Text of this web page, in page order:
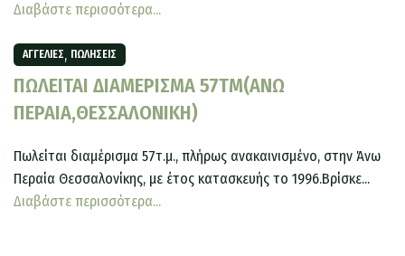
Διαβάστε περισσότερα...
ΑΓΓΕΛΊΕΣ, ΠΩΛΉΣΕΙΣ
ΠΩΛΕΙΤΑΙ ΔΙΑΜΕΡΙΣΜΑ 57ΤΜ(ΑΝΩ
ΠΕΡΑΙΑ,ΘΕΣΣΑΛΟΝΙΚΗ)
Πωλείται διαμέρισμα 57τ.μ., πλήρως ανακαινισμένο, στην Άνω
Περαία Θεσσαλονίκης, με έτος κατασκευής το 1996.Βρίσκε...
Διαβάστε περισσότερα...